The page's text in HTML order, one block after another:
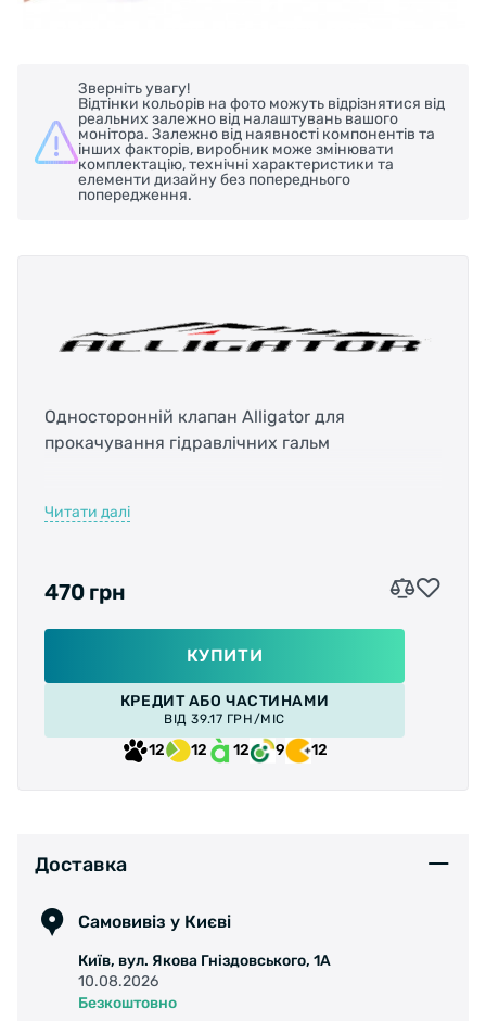
Зверніть увагу!
Відтінки кольорів на фото можуть відрізнятися від
реальних залежно від налаштувань вашого
монітора. Залежно від наявності компонентів та
інших факторів, виробник може змінювати
комплектацію, технічні характеристики та
елементи дизайну без попереднього
попередження.
Односторонній клапан Alligator для
прокачування гідравлічних гальм
Читати далі
470 грн
КУПИТИ
КРЕДИТ АБО ЧАСТИНАМИ
ВІД 39.17 ГРН/МІС
12 12 12 9 12
Доставка
Самовивіз у Києві
Київ, вул. Якова Гніздовського, 1А
10.08.2026
Безкоштовно